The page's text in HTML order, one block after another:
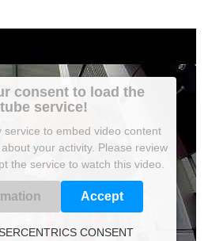
consent to load the
service!
service to embed video content
your activity. Please review
the service to watch this video.
Accept
CONSENT